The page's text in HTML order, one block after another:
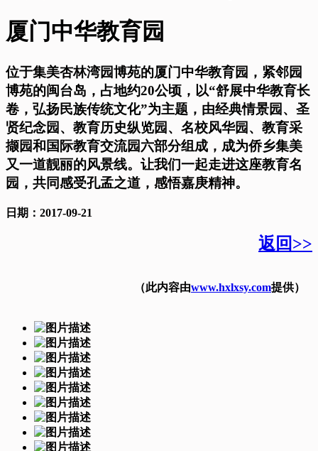
厦门中华教育园
位于集美杏林湾园博苑的厦门中华教育园，紧邻园
博苑的闽台岛，占地约20公顷，以“舒展中华教育长
卷，弘扬民族传统文化”为主题，由经典情景园、圣
贤纪念园、教育历史纵览园、名校风华园、教育采
撷园和国际教育交流园六部分组成，成为侨乡集美
又一道靓丽的风景线。让我们一起走进这座教育名
园，共同感受孔孟之道，感悟嘉庚精神。
日期：2017-09-21
返回>>
（此内容由www.hxlxsy.com提供）